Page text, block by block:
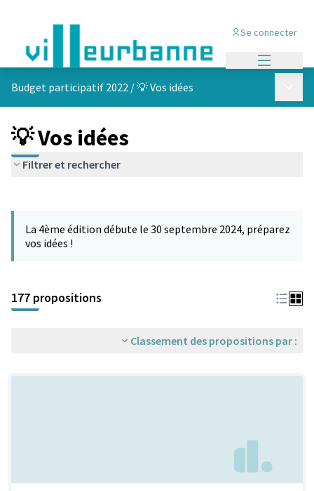
Se connecter
Budget participatif 2022 /💡 Vos idées
💡 Vos idées
Filtrer et rechercher
−
La 4ème édition débute le 30 septembre 2024, préparez
vos idées !
177 propositions
Classement des propositions par :